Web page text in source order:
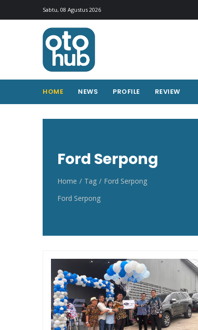
Sabtu, 08 Agustus 2026
HOME NEWS PROFILE REVIEW
Otohub.co
Portal berita otomotif Indonesia terkini
Ford Serpong
Home Tag
Ford Serpong
Ford Serpong